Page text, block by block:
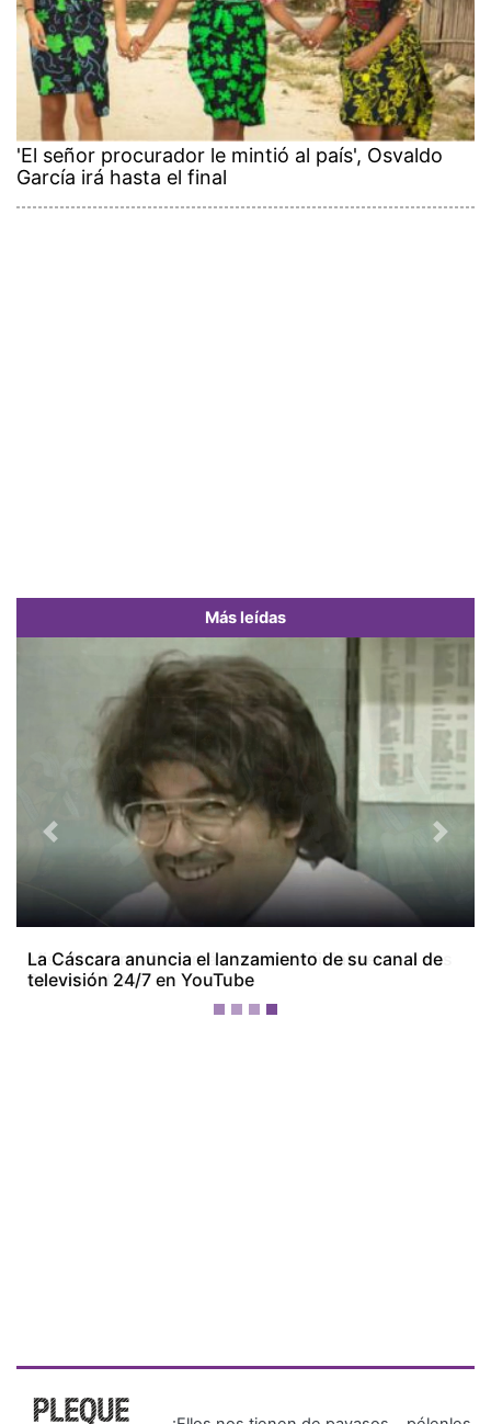
'El señor procurador le mintió al país', Osvaldo
García irá hasta el final
Más leídas
Miss Universe Panamá presenta oficialmente a sus
28 candidatas
Previous Next